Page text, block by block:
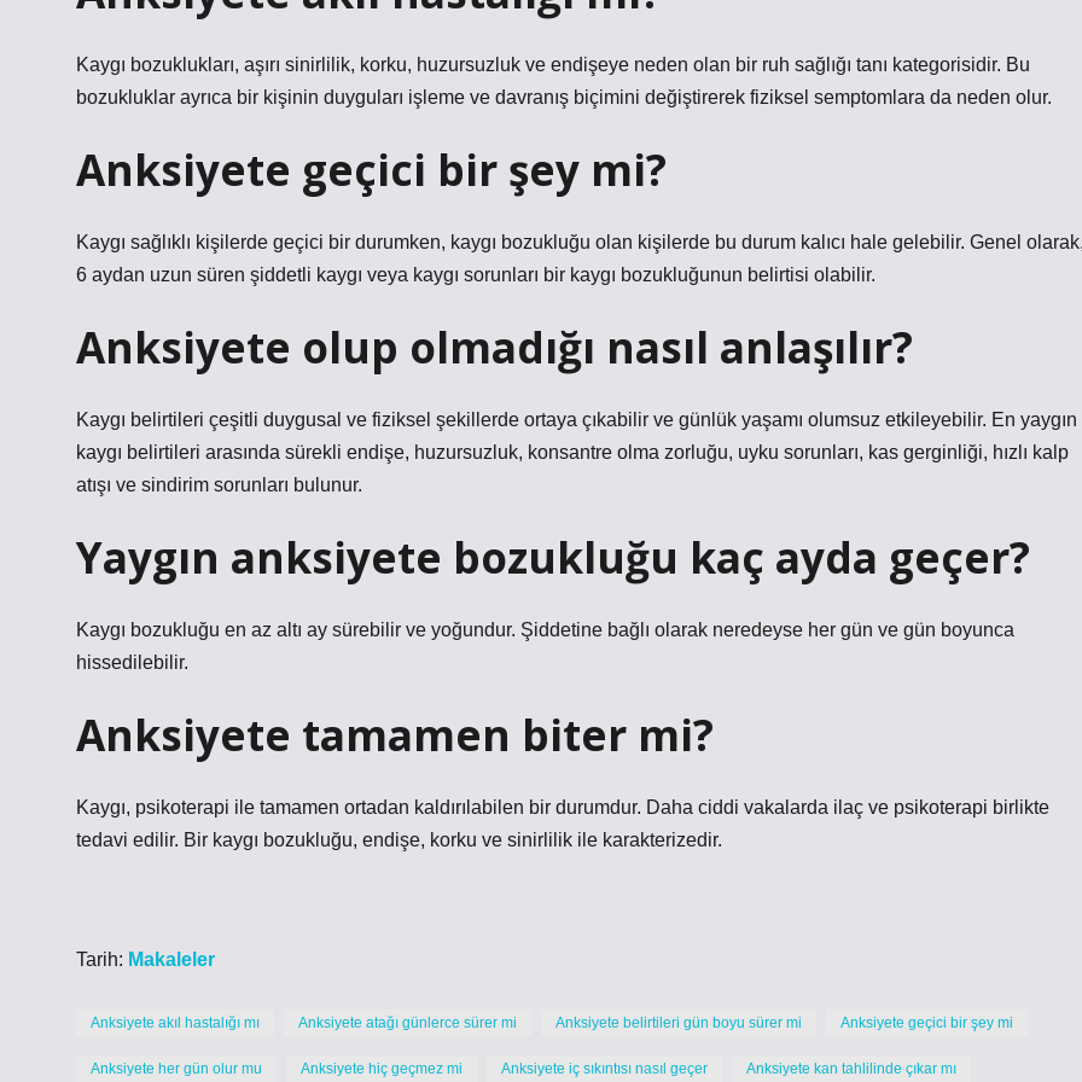
Kaygı bozuklukları, aşırı sinirlilik, korku, huzursuzluk ve endişeye neden olan bir ruh sağlığı tanı kategorisidir. Bu
bozukluklar ayrıca bir kişinin duyguları işleme ve davranış biçimini değiştirerek fiziksel semptomlara da neden olur.
Anksiyete geçici bir şey mi?
Kaygı sağlıklı kişilerde geçici bir durumken, kaygı bozukluğu olan kişilerde bu durum kalıcı hale gelebilir. Genel
6 aydan uzun süren şiddetli kaygı veya kaygı sorunları bir kaygı bozukluğunun belirtisi olabilir.
Anksiyete olup olmadığı nasıl anlaşılır?
Kaygı belirtileri çeşitli duygusal ve fiziksel şekillerde ortaya çıkabilir ve günlük yaşamı olumsuz etkileyebilir. En yaygın
kaygı belirtileri arasında sürekli endişe, huzursuzluk, konsantre olma zorluğu, uyku sorunları, kas gerginliği, hızlı kalp
atışı ve sindirim sorunları bulunur.
Yaygın anksiyete bozukluğu kaç ayda geçer?
Kaygı bozukluğu en az altı ay sürebilir ve yoğundur. Şiddetine bağlı olarak neredeyse her gün ve gün boyunca
hissedilebilir.
Anksiyete tamamen biter mi?
Kaygı, psikoterapi ile tamamen ortadan kaldırılabilen bir durumdur. Daha ciddi vakalarda ilaç ve psikoterapi birlikte
tedavi edilir. Bir kaygı bozukluğu, endişe, korku ve sinirlilik ile karakterizedir.
Tarih: Makaleler
Anksiyete akıl hastalığı mı Anksiyete atağı günlerce sürer mi Anksiyete belirtileri gün boyu sürer mi Anksiyete geçici bir şey mi
Anksiyete her gün olur mu Anksiyete hiç geçmez mi Anksiyete iç sıkıntısı nasıl geçer Anksiyete kan tahlilinde çıkar mı